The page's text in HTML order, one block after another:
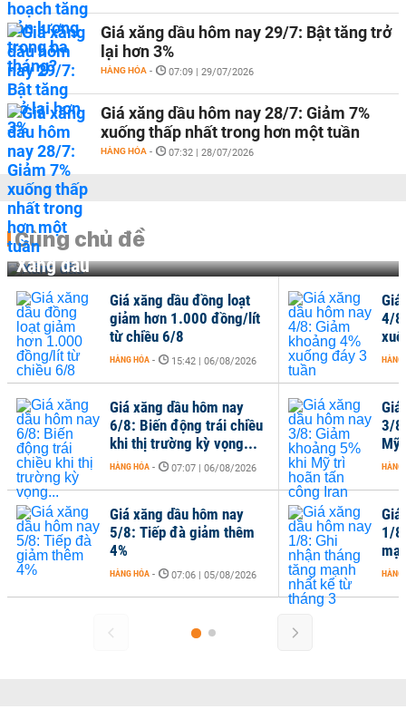
Giá xăng dầu hôm nay 29/7: Bật tăng trở
lại hơn 3%
HÀNG HÓA - 07:09 | 29/07/2026
Giá xăng dầu hôm nay 28/7: Giảm 7%
xuống thấp nhất trong hơn một tuần
HÀNG HÓA - 07:32 | 28/07/2026
Cùng chủ đề
Xăng dầu
Giá xăng dầu đồng loạt
giảm hơn 1.000 đồng/lít
từ chiều 6/8
HÀNG HÓA - 15:42 | 06/08/2026
Giá xăng dầu hôm nay
6/8: Biến động trái chiều
khi thị trường kỳ vọng...
HÀNG HÓA - 07:07 | 06/08/2026
Giá xăng dầu hôm nay
5/8: Tiếp đà giảm thêm
4%
HÀNG HÓA - 07:06 | 05/08/2026
Giá
4/
HÀNG
Giá
3/
Mỹ
HÀNG
Giá
1/
HÀNG